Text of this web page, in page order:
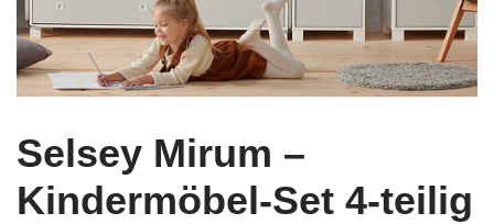
Selsey Mirum –
Kindermöbel-Set 4-teilig